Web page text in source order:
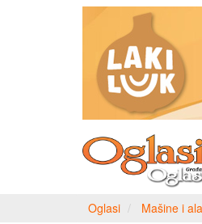
Oglasi Mašine i